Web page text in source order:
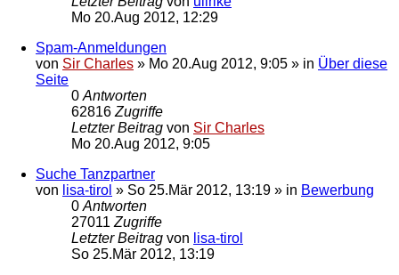
Mo 20.Aug 2012, 12:29
Spam-Anmeldungen
von Sir Charles » Mo 20.Aug 2012, 9:05 » in Über diese
Seite
0 Antworten
62816 Zugriffe
Letzter Beitrag von Sir Charles
Mo 20.Aug 2012, 9:05
Suche Tanzpartner
von lisa-tirol » So 25.Mär 2012, 13:19 » in Bewerbung
0 Antworten
27011 Zugriffe
Letzter Beitrag von lisa-tirol
So 25.Mär 2012, 13:19